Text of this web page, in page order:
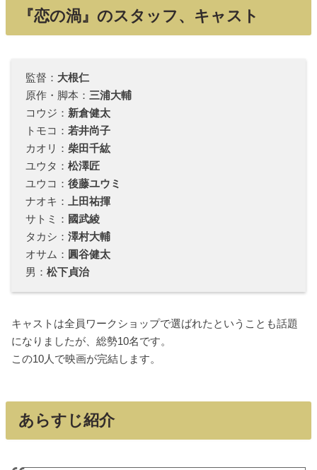
『恋の渦』のスタッフ、キャスト
監督： 大根仁
原作・脚本：三浦大輔
コウジ：新倉健太
トモコ：若井尚子
カオリ：柴田千紘
ユウタ：松澤匠
ユウコ：後藤ユウミ
ナオキ：上田祐揮
サトミ： 國武綾
タカシ：澤村大輔
オサム： 圓谷健太
男：松下貞治
キャストは全員ワークショップで選ばれたということも話題
になりましたが、総勢10名です。
この10人で映画が完結します。
あらすじ紹介